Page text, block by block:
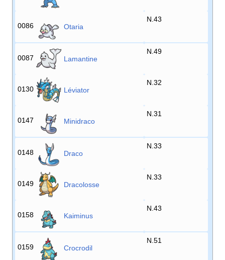
0086 Otaria
N.43
0087 Lamantine
N.49
0130 Léviator
N.32
0147 Minidraco
N.31
0148 Draco
N.33
0149 Dracolosse
N.33
0158 Kaiminus
N.43
0159 Crocrodil
N.51